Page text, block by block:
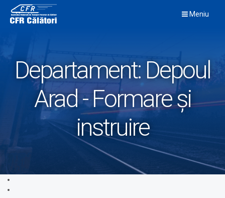
content
Meniu
Departament: Depoul
Arad - Formare şi
instruire